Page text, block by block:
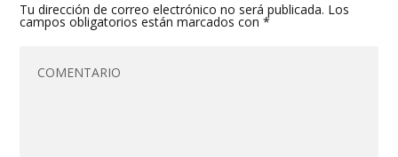
Tu dirección de correo electrónico no será publicada. Los
campos obligatorios están marcados con*